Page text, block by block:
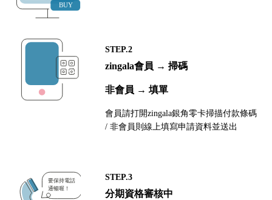
STEP.2
zingala會員 → 掃碼
非會員 → 填單
會員請打開zingala銀角零卡掃描付款條碼
/ 非會員則線上填寫申請資料並送出
STEP.3
分期資格審核中